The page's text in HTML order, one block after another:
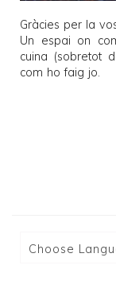
Gràcies per la
Un espai on
cuina (sobretot
com ho faig jo.